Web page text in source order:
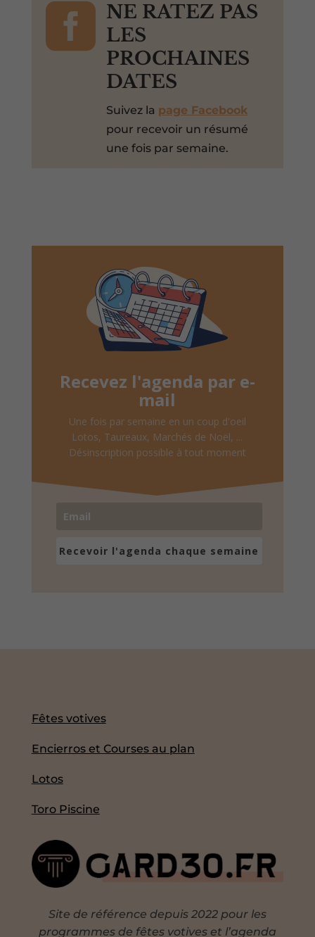

NE RATEZ PAS
LES
PROCHAINES
DATES
Suivez la page Facebook
pour recevoir un résumé
une fois par semaine.
Recevez l'agenda par e-
mail
Une fois par semaine en un coup d'oeil
Lotos, Taureaux, Marchés de Noël, ...
Désinscription possible à tout moment
Recevoir l'agenda chaque semaine
Fêtes votives
Encierros et Courses au plan
Lotos
Toro Piscine
Site de référence depuis 2022 pour les
programmes de fêtes votives et l’agenda